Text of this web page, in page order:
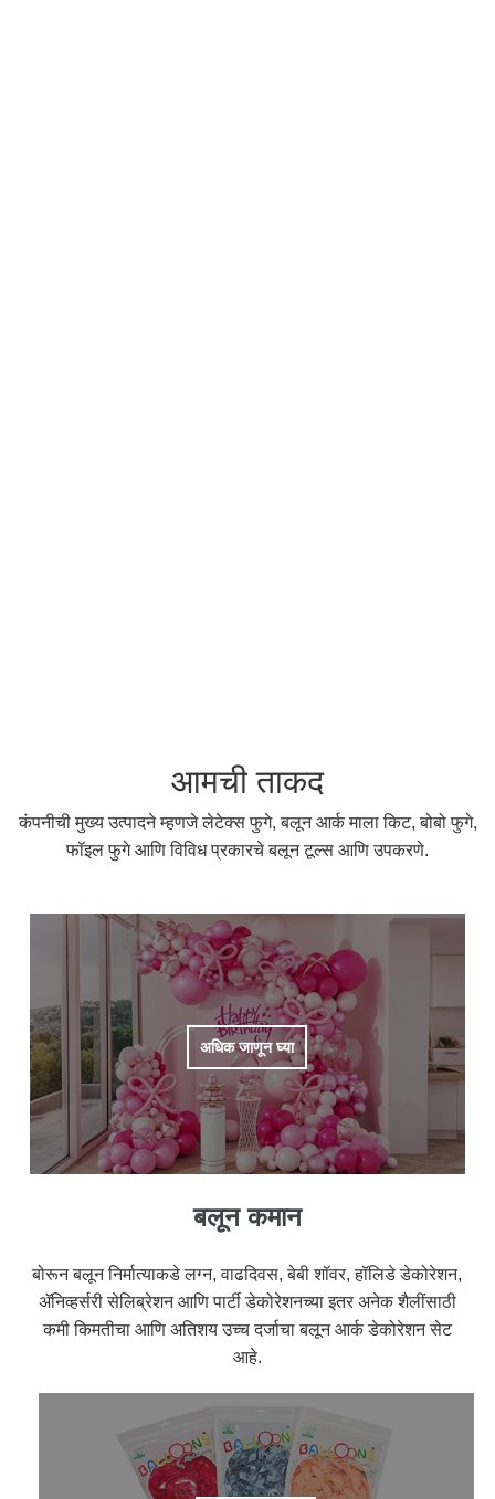
आमची ताकद
कंपनीची मुख्य उत्पादने म्हणजे लेटेक्स फुगे, बलून आर्क माला किट, बोबो फुगे,
फॉइल फुगे आणि विविध प्रकारचे बलून टूल्स आणि उपकरणे.
अधिक जाणून घ्या
बलून कमान
बोरून बलून निर्मात्याकडे लग्न, वाढदिवस, बेबी शॉवर, हॉलिडे डेकोरेशन,
ॲनिव्हर्सरी सेलिब्रेशन आणि पार्टी डेकोरेशनच्या इतर अनेक शैलींसाठी
कमी किमतीचा आणि अतिशय उच्च दर्जाचा बलून आर्क डेकोरेशन सेट
आहे.